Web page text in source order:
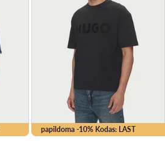
papildoma -10% Kodas: LAST